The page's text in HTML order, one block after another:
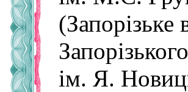
(Запорізьке
ім. Я.